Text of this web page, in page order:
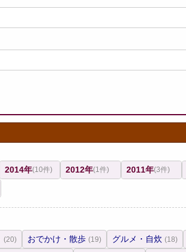
2014年(10件) 2012年(1件) 2011年(3件)
(20) おでかけ・散歩 (19) グルメ・自炊 (18)